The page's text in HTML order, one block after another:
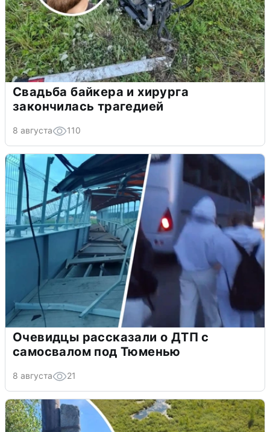
Свадьба байкера и хирурга
закончилась трагедией
8 августа 110
Очевидцы рассказали о ДТП с
самосвалом под Тюменью
8 августа 21